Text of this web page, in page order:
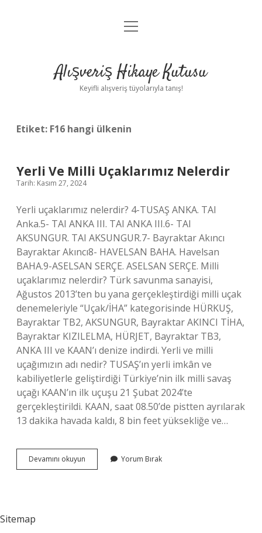
Anasayfa
Yasal Uyarı
menüyü
Alışveriş Hikaye Kutusu
Keyifli alışveriş tüyolarıyla tanış!
Etiket: F16 hangi ülkenin
Yerli Ve Milli Uçaklarımız Nelerdir
Tarih: Kasım 27, 2024
Yerli uçaklarımız nelerdir? 4-TUSAŞ ANKA. TAI
Anka.5- TAI ANKA III. TAI ANKA III.6- TAI
AKSUNGUR. TAI AKSUNGUR.7- Bayraktar Akıncı
Bayraktar Akıncı8- HAVELSAN BAHA. Havelsan
BAHA.9-ASELSAN SERÇE. ASELSAN SERÇE. Milli
uçaklarımız nelerdir? Türk savunma sanayisi,
Ağustos 2013’ten bu yana gerçekleştirdiği milli uçak
denemeleriyle “Uçak/İHA” kategorisinde HÜRKUŞ,
Bayraktar TB2, AKSUNGUR, Bayraktar AKINCI TİHA,
Bayraktar KIZILELMA, HÜRJET, Bayraktar TB3,
ANKA III ve KAAN’ı denize indirdi. Yerli ve milli
uçağımızın adı nedir? TUSAŞ’ın yerli imkân ve
kabiliyetlerle geliştirdiği Türkiye’nin ilk milli savaş
uçağı KAAN’ın ilk uçuşu 21 Şubat 2024’te
gerçekleştirildi. KAAN, saat 08.50’de pistten ayrılarak
13 dakika havada kaldı, 8 bin feet yüksekliğe ve…
Devamını okuyun
Ve
Yorum Bırak
Sitemap